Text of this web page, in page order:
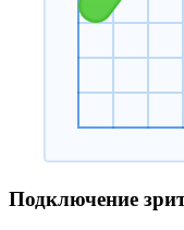
Подключение